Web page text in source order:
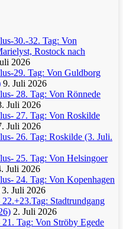
30.-32. Tag: Von
Rostock nach
2026
29. Tag: Von Guldborg
9. Juli 2026
28. Tag: Von Rönnede
Juli 2026
27. Tag: Von Roskilde
Juli 2026
26. Tag: Roskilde (3. Juli.
25. Tag: Von Helsingoer
Juli 2026
24. Tag: Von Kopenhagen
3. Juli 2026
Stadtrundgang
2. Juli 2026
Tag: Von Ströby Egede